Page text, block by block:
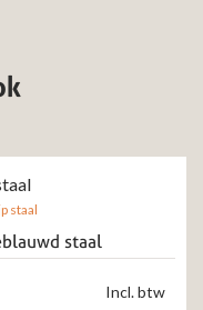
staal
staal
Incl. btw